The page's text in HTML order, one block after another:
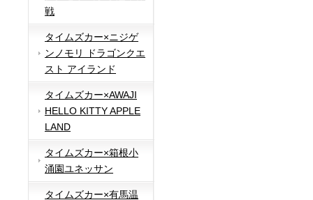
戦
タイムズカー×ニジゲ
ンノモリ ドラゴンクエ
スト アイランド
タイムズカー×AWAJI
HELLO KITTY APPLE
LAND
タイムズカー×箱根小
涌園ユネッサン
タイムズカー×有馬温